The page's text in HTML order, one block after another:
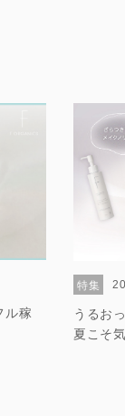
ル稼
特集
うるお
夏こそ